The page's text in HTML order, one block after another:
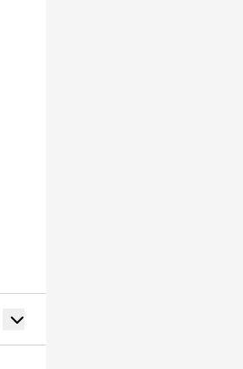
bij kinderen met
bij slaapproblemen
Toggle accordion over 6 Bijlagen